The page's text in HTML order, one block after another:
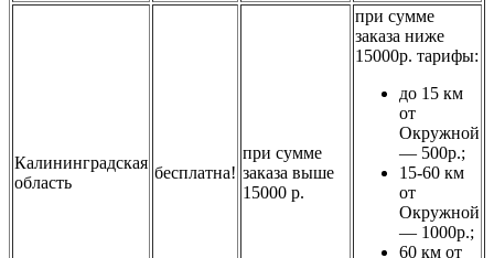
Калининградская
область
бесплатна!
при сумме
заказа выше
15000 р.
при сумме
заказа ниже
15000р. тарифы:
до 15 км
от
Окружной
— 500р.;
15-60 км
от
Окружной
— 1000р.;
60 км от